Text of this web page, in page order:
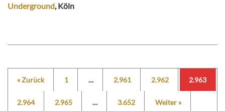
Underground, Köln
« Zurück 1 … 2.961 2.962 2.963
2.964 2.965 … 3.652 Weiter »